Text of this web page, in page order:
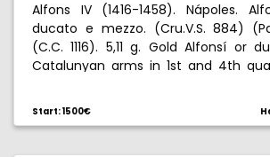
Alfons IV (1416-1458). Nápoles.
ducato e mezzo. (Cru.V.S. 884)
(C.C. 1116). 5,11 g. Gold Alfonsí or
Catalunyan arms in 1st and 4th
MBC+.
Start: 1500€